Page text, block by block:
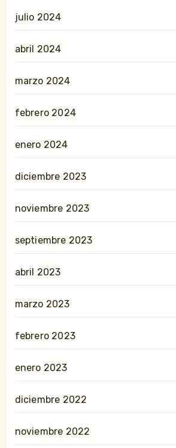
julio 2024
abril 2024
marzo 2024
febrero 2024
enero 2024
diciembre 2023
noviembre 2023
septiembre 2023
abril 2023
marzo 2023
febrero 2023
enero 2023
diciembre 2022
noviembre 2022